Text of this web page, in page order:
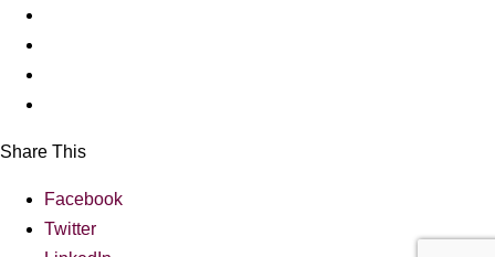
Share This
Facebook
Twitter